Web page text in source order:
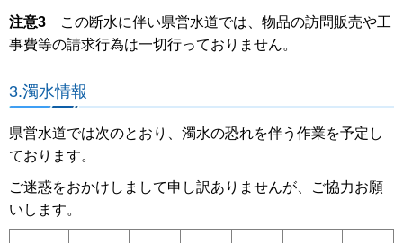
注意3 この断水に伴い県営水道では、物品の訪問販売や工
事費等の請求行為は一切行っておりません。
3.濁水情報
県営水道では次のとおり、濁水の恐れを伴う作業を予定し
ております。
ご迷惑をおかけしまして申し訳ありませんが、ご協力お願
いします。